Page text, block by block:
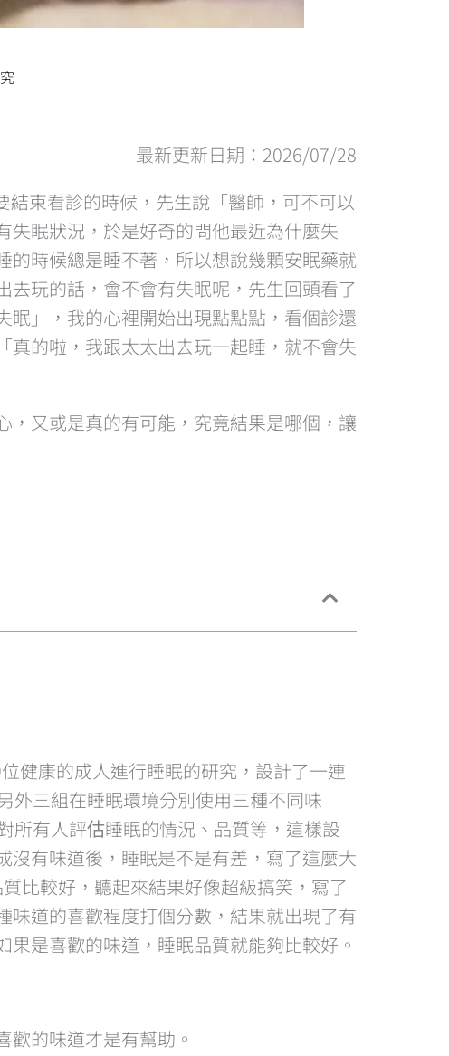
最新更新日期：2026/07/28
束看診的時候，先生說「醫師，可不可以
失眠狀況，於是好奇的問他最近為什麼失
的時候總是睡不著，所以想說幾顆安眠藥就
玩的話，會不會有失眠呢，先生回頭看了
」，我的心裡開始出現點點點，看個診還
的啦，我跟太太出去玩一起睡，就不會失
又或是真的有可能，究竟結果是哪個，讓
健康的成人進行睡眠的研究，設計了一連
外三組在睡眠環境分別使用三種不同味
所有人評估睡眠的情況、品質等，這樣設
有味道後，睡眠是不是有差，寫了這麼大
比較好，聽起來結果好像超級搞笑，寫了
道的喜歡程度打個分數，結果就出現了有
是喜歡的味道，睡眠品質就能夠比較好。
的味道才是有幫助。